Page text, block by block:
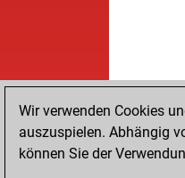
Wir verwenden Cookies
auszuspielen. Abhängig
können Sie der